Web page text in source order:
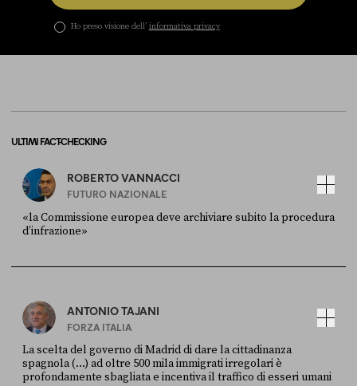
Ho preso visione dell’ informativa privacy
ULTIMI FACT-CHECKING
ROBERTO VANNACCI
FUTURO NAZIONALE
«la Commissione europea deve archiviare subito la procedura
d’infrazione»
ANTONIO TAJANI
FORZA ITALIA
La scelta del governo di Madrid di dare la cittadinanza
spagnola (...) ad oltre 500 mila immigrati irregolari è
profondamente sbagliata e incentiva il traffico di esseri umani